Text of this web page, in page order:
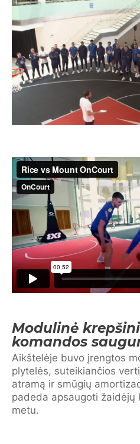
Modulinė
komandos
Aikštelėje buvo įrengtos
plytelės, suteikiančios
atramą ir smūgių
padeda apsaugoti žaidėjų
metu.